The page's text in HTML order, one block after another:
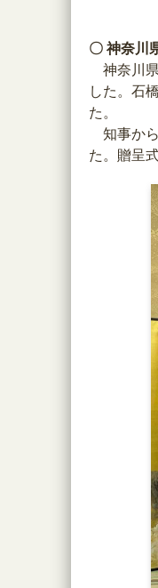
〇 神奈川
神奈川県
した。石
た。
知事から
た。贈呈